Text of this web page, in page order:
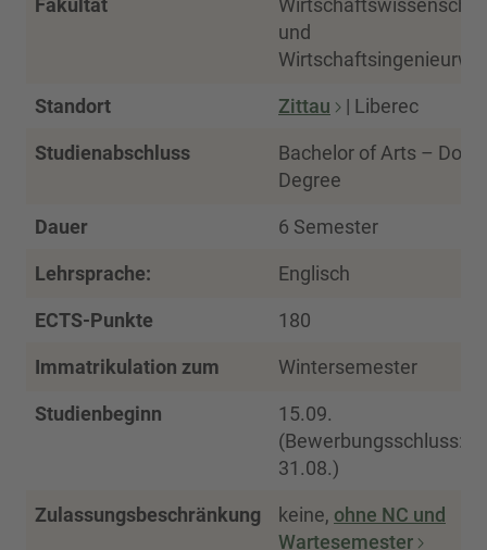
Fakultät
und
Standort Zittau | Liberec
Studienabschluss
Bachelor of Arts –
Degree
Dauer 6 Semester
Lehrsprache: Englisch
ECTS-Punkte 180
Immatrikulation zum Wintersemester
Studienbeginn
15.09.
(Bewerbungsschluss:
31.08.)
Zulassungsbeschränkung keine, ohne NC und
Wartesemester